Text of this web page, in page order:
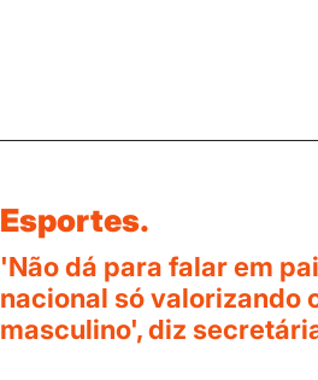
Esportes.
'Não dá para falar em
nacional só valorizando
masculino', diz